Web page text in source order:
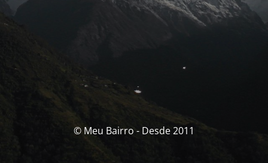
© Meu Bairro - Desde 2011